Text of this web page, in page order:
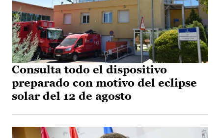
Consulta todo el dispositivo
preparado con motivo del eclipse
solar del 12 de agosto